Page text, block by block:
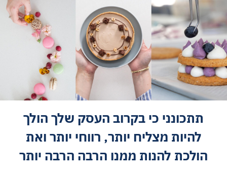
תתכונני כי בקרוב העסק שלך הולך
להיות מצליח יותר, רווחי יותר ואת
הולכת להנות ממנו הרבה הרבה יותר